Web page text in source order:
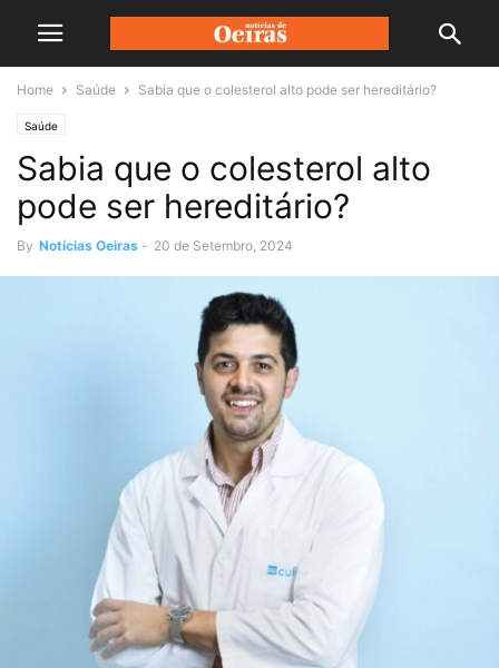
Home Saúde Sabia que o colesterol alto pode ser hereditário?
Saúde
Sabia que o colesterol alto
pode ser hereditário?
By Notícias Oeiras - 20 de Setembro, 2024